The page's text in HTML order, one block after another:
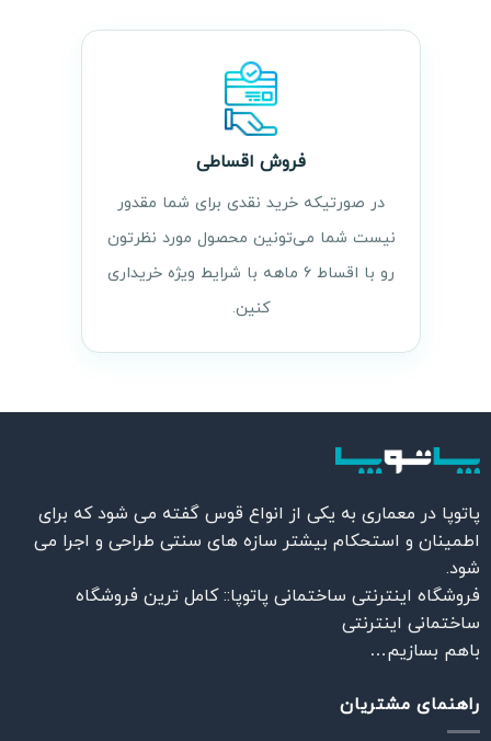
فروش اقساطی
در صورتیکه خرید نقدی برای شما مقدور
نیست شما می‌تونین محصول مورد نظرتون
رو با اقساط ۶ ماهه با شرایط ویژه خریداری
کنین.
پاتوپا در معماری به یکی از انواع قوس گفته می شود که برای
اطمینان و استحکام بیشتر سازه های سنتی طراحی و اجرا می
شود.
فروشگاه اینترنتی ساختمانی پاتوپا:: کامل ترین فروشگاه
ساختمانی اینترنتی
باهم بسازیم…
راهنمای مشتریان